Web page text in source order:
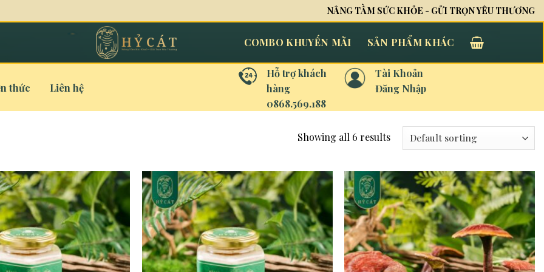
NÂNG TẦM SỨC KHỎE - GỬI TRỌN YÊU THƯƠNG
COMBO KHUYẾN MÃI SẢN PHẨM KHÁC
thức Liên hệ
Hỗ trợ khách
hàng
0868.569.188
Tài Khoản
Đăng Nhập
Showing all 6 results